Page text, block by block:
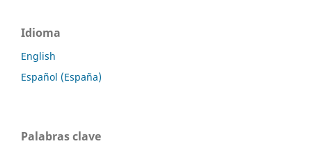
Idioma
English
Español (España)
Palabras clave